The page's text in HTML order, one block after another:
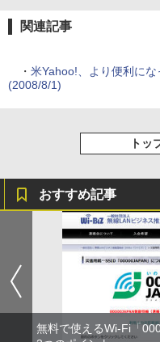
関連記事
・ 米Yahoo!、より便利に
(2008/8/1)
トッ
おすすめ記事
無料で使えるWi-Fi「